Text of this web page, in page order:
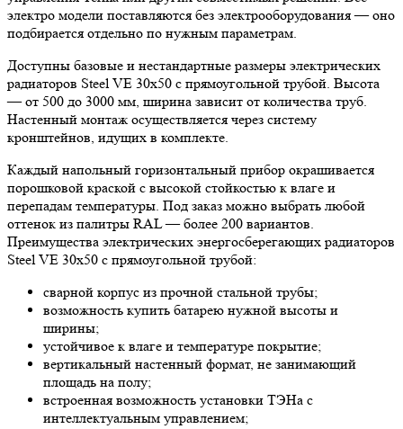
электро модели поставляются без электрооборудования — оно
подбирается отдельно по нужным параметрам.
Доступны базовые и нестандартные размеры электрических
радиаторов Steel VE 30х50 с прямоугольной трубой. Высота
— от 500 до 3000 мм, ширина зависит от количества труб.
Настенный монтаж осуществляется через систему
кронштейнов, идущих в комплекте.
Каждый напольный горизонтальный прибор окрашивается
порошковой краской с высокой стойкостью к влаге и
перепадам температуры. Под заказ можно выбрать любой
оттенок из палитры RAL — более 200 вариантов.
Преимущества электрических энергосберегающих радиаторов
Steel VE 30х50 с прямоугольной трубой:
сварной корпус из прочной стальной трубы;
возможность купить батарею нужной высоты и
ширины;
устойчивое к влаге и температуре покрытие;
вертикальный настенный формат, не занимающий
площадь на полу;
встроенная возможность установки ТЭНа с
интеллектуальным управлением;